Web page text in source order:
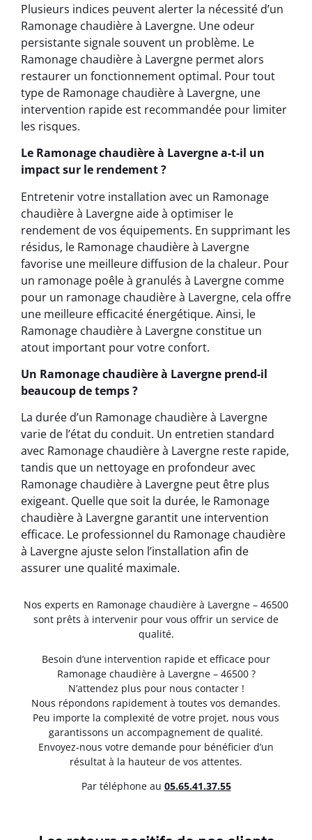
Plusieurs indices peuvent alerter la nécessité d’un
Ramonage chaudière à Lavergne. Une odeur
persistante signale souvent un problème. Le
Ramonage chaudière à Lavergne permet alors
restaurer un fonctionnement optimal. Pour tout
type de Ramonage chaudière à Lavergne, une
intervention rapide est recommandée pour limiter
les risques.
Le Ramonage chaudière à Lavergne a-t-il un
impact sur le rendement ?
Entretenir votre installation avec un Ramonage
chaudière à Lavergne aide à optimiser le
rendement de vos équipements. En supprimant les
résidus, le Ramonage chaudière à Lavergne
favorise une meilleure diffusion de la chaleur. Pour
un ramonage poêle à granulés à Lavergne comme
pour un ramonage chaudière à Lavergne, cela offre
une meilleure efficacité énergétique. Ainsi, le
Ramonage chaudière à Lavergne constitue un
atout important pour votre confort.
Un Ramonage chaudière à Lavergne prend-il
beaucoup de temps ?
La durée d’un Ramonage chaudière à Lavergne
varie de l’état du conduit. Un entretien standard
avec Ramonage chaudière à Lavergne reste rapide,
tandis que un nettoyage en profondeur avec
Ramonage chaudière à Lavergne peut être plus
exigeant. Quelle que soit la durée, le Ramonage
chaudière à Lavergne garantit une intervention
efficace. Le professionnel du Ramonage chaudière
à Lavergne ajuste selon l’installation afin de
assurer une qualité maximale.
Nos experts en Ramonage chaudière à Lavergne – 46500
sont prêts à intervenir pour vous offrir un service de
qualité.
Besoin d’une intervention rapide et efficace pour
Ramonage chaudière à Lavergne – 46500 ?
N’attendez plus pour nous contacter !
Nous répondons rapidement à toutes vos demandes.
Peu importe la complexité de votre projet, nous vous
garantissons un accompagnement de qualité.
Envoyez-nous votre demande pour bénéficier d’un
résultat à la hauteur de vos attentes.
Par téléphone au 05.65.41.37.55